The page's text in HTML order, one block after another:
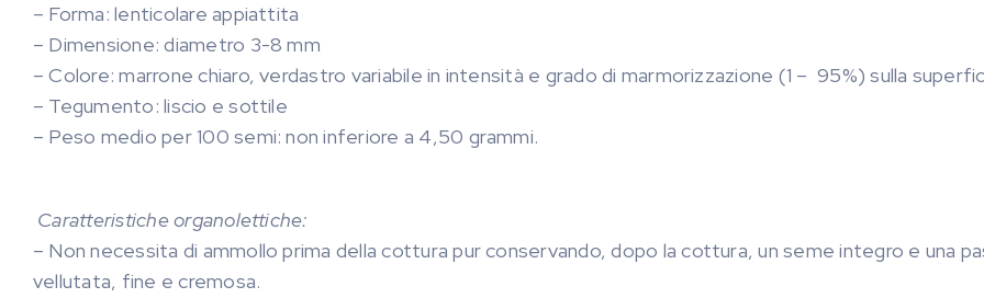
– Forma: lenticolare appiattita
– Dimensione: diametro 3-8 mm
– Colore: marrone chiaro, verdastro variabile in intensità e grado di marmorizzazione (1 – 95%) sulla
– Tegumento: liscio e sottile
– Peso medio per 100 semi: non inferiore a 4,50 grammi.
Caratteristiche organolettiche:
– Non necessita di ammollo prima della cottura pur conservando, dopo la cottura, un seme integro e una
vellutata, fine e cremosa.